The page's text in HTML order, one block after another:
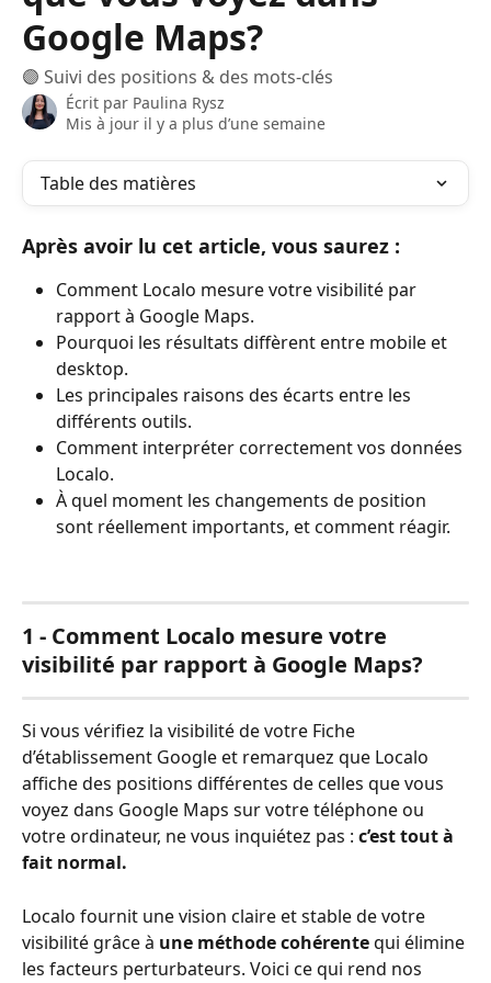
Google Maps?
🟣 Suivi des positions & des mots-clés
Écrit par Paulina Rysz
Mis à jour il y a plus d’une semaine
Table des matières
Après avoir lu cet article, vous saurez :
Comment Localo mesure votre visibilité par
rapport à Google Maps.
Pourquoi les résultats diffèrent entre mobile et
desktop.
Les principales raisons des écarts entre les
différents outils.
Comment interpréter correctement vos données
Localo.
À quel moment les changements de position
sont réellement importants, et comment réagir.
1 - Comment Localo mesure votre
visibilité par rapport à Google Maps?
Si vous vérifiez la visibilité de votre Fiche
d’établissement Google et remarquez que Localo
affiche des positions différentes de celles que vous
voyez dans Google Maps sur votre téléphone ou
votre ordinateur, ne vous inquiétez pas : c’est tout à
fait normal.
Localo fournit une vision claire et stable de votre
visibilité grâce à une méthode cohérente qui élimine
les facteurs perturbateurs. Voici ce qui rend nos